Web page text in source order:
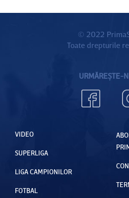
© 2022
Toate drepturile
URMĂREȘTE-
VIDEO
SUPERLIGA
LIGA CAMPIONILOR
FOTBAL